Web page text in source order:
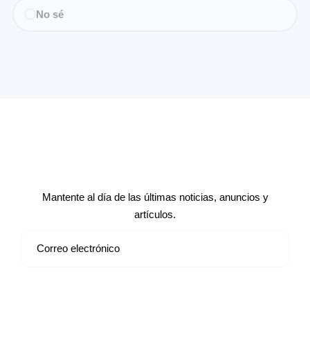
No sé
Mantente al día de las últimas noticias, anuncios y
artículos.